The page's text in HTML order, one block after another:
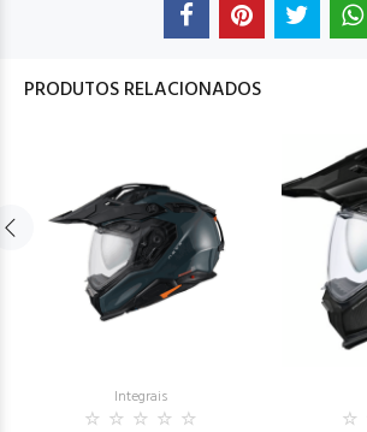
PRODUTOS RELACIONADOS
Integrais